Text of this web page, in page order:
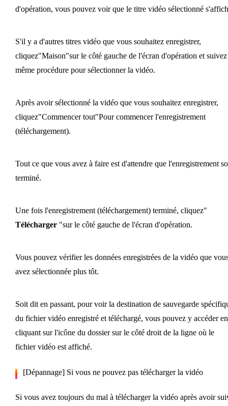
d'opération, vous pouvez voir que le titre vidéo sélectionné
S'il y a d'autres titres vidéo que vous souhaitez enregistrer,
cliquez"Maison"sur le côté gauche de l'écran d'opération et
même procédure pour sélectionner la vidéo.
Après avoir sélectionné la vidéo que vous souhaitez enregistrer,
cliquez"Commencer tout"Pour commencer l'enregistrement
(téléchargement).
Tout ce que vous avez à faire est d'attendre que l'enregistrement
terminé.
Une fois l'enregistrement (téléchargement) terminé, cliquez"
Télécharger "sur le côté gauche de l'écran d'opération.
Vous pouvez vérifier les données enregistrées de la vidéo que
avez sélectionnée plus tôt.
Soit dit en passant, pour voir la destination de sauvegarde
du fichier vidéo enregistré et téléchargé, vous pouvez y accéder en
cliquant sur l'icône du dossier sur le côté droit de la ligne où le
fichier vidéo est affiché.
[Dépannage] Si vous ne pouvez pas télécharger la vidéo
Si vous avez toujours du mal à télécharger la vidéo après avoir